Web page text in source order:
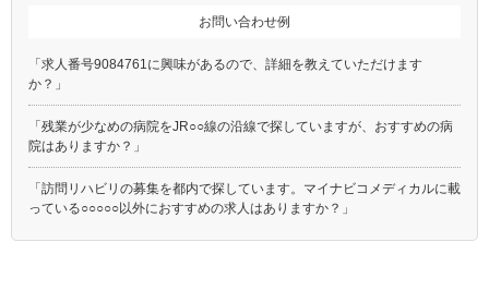
お問い合わせ例
「求人番号9084761に興味があるので、詳細を教えていただけます
か？」
「残業が少なめの病院をJR○○線の沿線で探していますが、おすすめの病
院はありますか？」
「訪問リハビリの募集を都内で探しています。マイナビコメディカルに載
っている○○○○○以外におすすめの求人はありますか？」